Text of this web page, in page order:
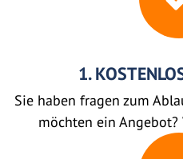
1.
Sie haben fragen zum
möchten ein